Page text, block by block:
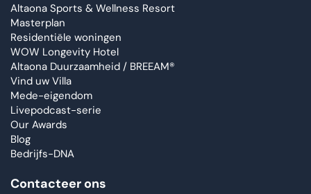
Altaona Sports & Wellness Resort
Masterplan
Residentiële woningen
WOW Longevity Hotel
Altaona Duurzaamheid / BREEAM®
Vind uw Villa
Mede-eigendom
Livepodcast-serie
Our Awards
Blog
Bedrijfs-DNA
Contacteer ons